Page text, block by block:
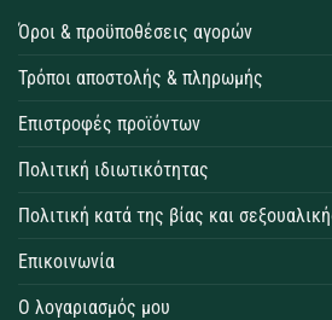
Όροι & προϋποθέσεις αγορών
Τρόποι αποστολής & πληρωμής
Επιστροφές προϊόντων
Πολιτική ιδιωτικότητας
Πολιτική κατά της βίας και
Επικοινωνία
Ο λογαριασμός μου